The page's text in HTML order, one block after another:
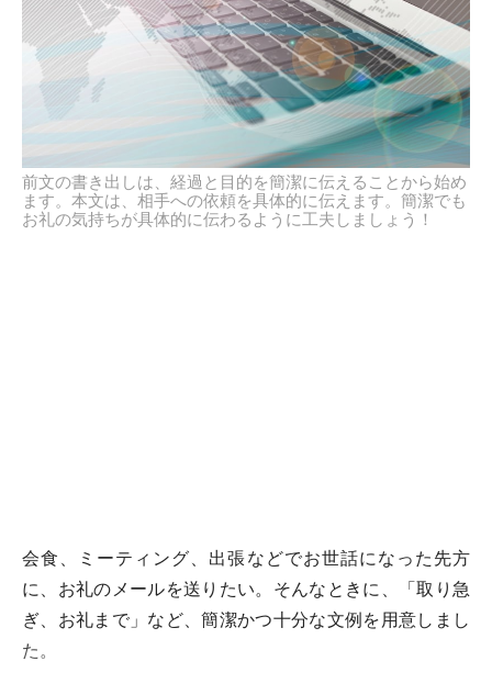
前文の書き出しは、経過と目的を簡潔に伝えることから始め
ます。本文は、相手への依頼を具体的に伝えます。簡潔でも
お礼の気持ちが具体的に伝わるように工夫しましょう！
会食、ミーティング、出張などでお世話になった先方
に、お礼のメールを送りたい。そんなときに、「取り急
ぎ、お礼まで」など、簡潔かつ十分な文例を用意しまし
た。